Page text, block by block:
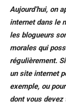
Aujourd’hui, on
internet dans le
les blogueurs
morales qui
régulièrement.
un site internet
exemple, ou
dont vous